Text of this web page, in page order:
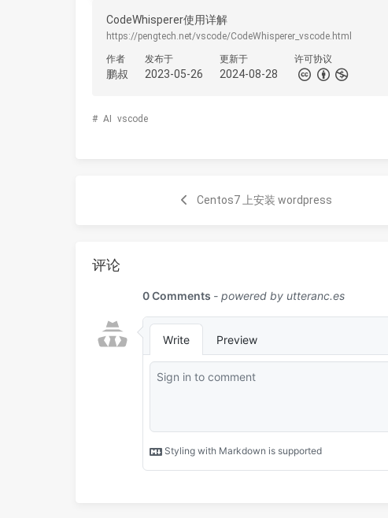
CodeWhisperer使用详解
https://pengtech.net/vscode/CodeWhisperer_vscode.html
作者
鹏叔
发布于
2023-05-26
更新于
2024-08-28
许可协议
# AI vscode
Centos7 上安装 wordpress
评论